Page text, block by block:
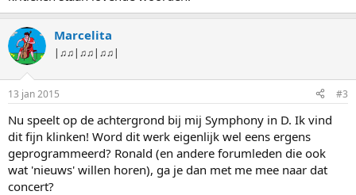
Marcelita
|♫♫|♫♫|♫♫|
13 jan 2015 #3
Nu speelt op de achtergrond bij mij Symphony in D. Ik vind
dit fijn klinken! Word dit werk eigenlijk wel eens ergens
geprogrammeerd? Ronald (en andere forumleden die ook
wat 'nieuws' willen horen), ga je dan met me mee naar dat
concert?